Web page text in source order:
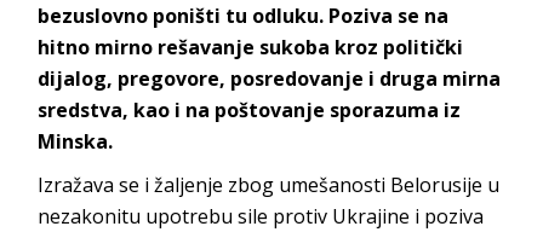
bezuslovno poništi tu odluku. Poziva se na
hitno mirno rešavanje sukoba kroz politički
dijalog, pregovore, posredovanje i druga mirna
sredstva, kao i na poštovanje sporazuma iz
Minska.
Izražava se i žaljenje zbog umešanosti Belorusije u
nezakonitu upotrebu sile protiv Ukrajine i poziva